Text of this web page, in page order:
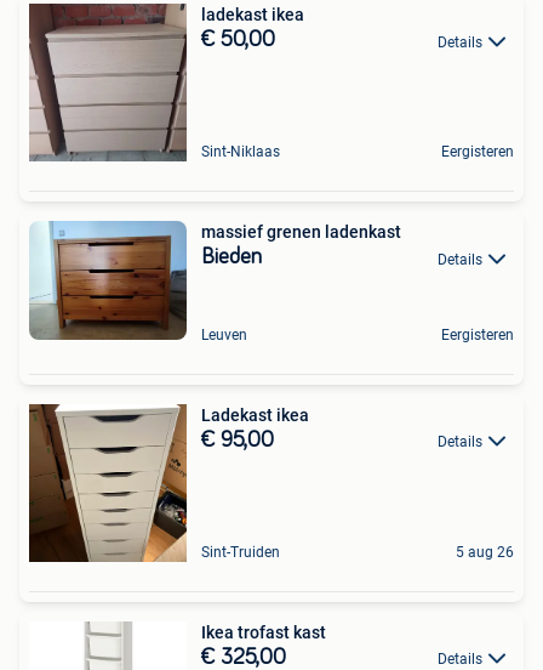
ladekast ikea
€ 50,00 Details
Sint-Niklaas Eergisteren
massief grenen ladenkast
Bieden Details
Leuven Eergisteren
Ladekast ikea
€ 95,00 Details
Sint-Truiden 5 aug 26
Ikea trofast kast
€ 325,00 Details